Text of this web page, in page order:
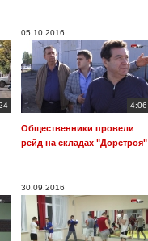
05.10.2016
4:06
Общественники провели
рейд на складах "Дорстроя"
30.09.2016